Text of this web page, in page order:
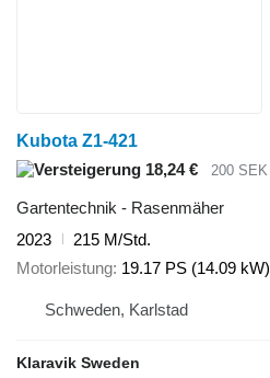
Kubota Z1-421
18,24 €
200 SEK
Gartentechnik - Rasenmäher
2023
215 M/Std.
Motorleistung 19.17 PS (14.09 kW)
Schweden, Karlstad
Klaravik Sweden